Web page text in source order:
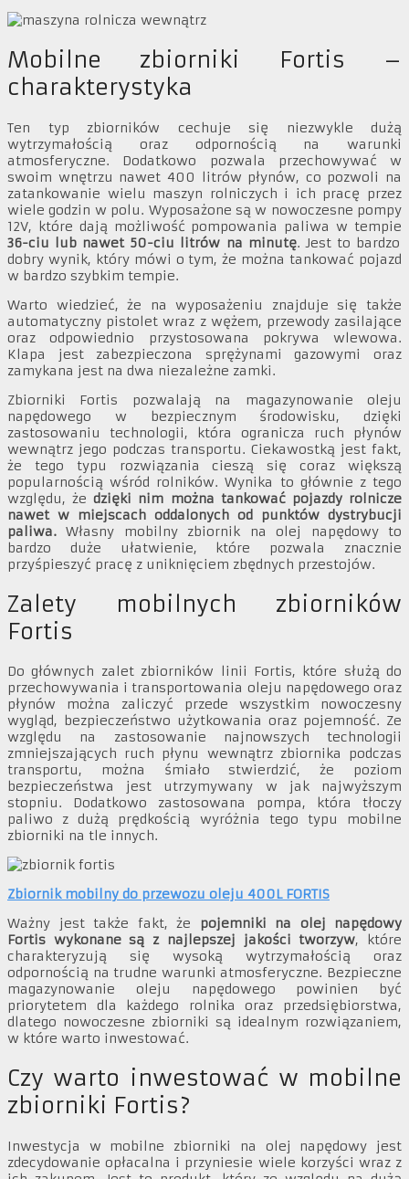
Mobilne zbiorniki Fortis –
charakterystyka
Ten typ zbiorników cechuje się niezwykle dużą
wytrzymałością oraz odpornością na warunki
atmosferyczne. Dodatkowo pozwala przechowywać w
swoim wnętrzu nawet 400 litrów płynów, co pozwoli na
zatankowanie wielu maszyn rolniczych i ich pracę przez
wiele godzin w polu. Wyposażone są w nowoczesne pompy
12V, które dają możliwość pompowania paliwa w tempie
36-ciu lub nawet 50-ciu litrów na minutę. Jest to bardzo
dobry wynik, który mówi o tym, że można tankować pojazd
w bardzo szybkim tempie.
Warto wiedzieć, że na wyposażeniu znajduje się także
automatyczny pistolet wraz z wężem, przewody zasilające
oraz odpowiednio przystosowana pokrywa wlewowa.
Klapa jest zabezpieczona sprężynami gazowymi oraz
zamykana jest na dwa niezależne zamki.
Zbiorniki Fortis pozwalają na magazynowanie oleju
napędowego w bezpiecznym środowisku, dzięki
zastosowaniu technologii, która ogranicza ruch płynów
wewnątrz jego podczas transportu. Ciekawostką jest fakt,
że tego typu rozwiązania cieszą się coraz większą
popularnością wśród rolników. Wynika to głównie z tego
względu, żedzięki nim można tankować pojazdy rolnicze
nawet w miejscach oddalonych od punktów dystrybucji
paliwa. Własny mobilny zbiornik na olej napędowy to
bardzo duże ułatwienie, które pozwala znacznie
przyśpieszyć pracę z uniknięciem zbędnych przestojów.
Zalety mobilnych zbiorników
Fortis
Do głównych zalet zbiorników linii Fortis, które służą do
przechowywania i transportowania oleju napędowego oraz
płynów można zaliczyć przede wszystkim nowoczesny
wygląd, bezpieczeństwo użytkowania oraz pojemność. Ze
względu na zastosowanie najnowszych technologii
zmniejszających ruch płynu wewnątrz zbiornika podczas
transportu, można śmiało stwierdzić, że poziom
bezpieczeństwa jest utrzymywany w jak najwyższym
stopniu. Dodatkowo zastosowana pompa, która tłoczy
paliwo z dużą prędkością wyróżnia tego typu mobilne
zbiorniki na tle innych.
Zbiornik mobilny do przewozu oleju 400L FORTIS
Ważny jest także fakt, że pojemniki na olej napędowy
Fortis wykonane są z najlepszej jakości tworzyw, które
charakteryzują się wysoką wytrzymałością oraz
odpornością na trudne warunki atmosferyczne. Bezpieczne
magazynowanie oleju napędowego powinien być
priorytetem dla każdego rolnika oraz przedsiębiorstwa,
dlatego nowoczesne zbiorniki są idealnym rozwiązaniem,
w które warto inwestować.
Czy warto inwestować w mobilne
zbiorniki Fortis?
Inwestycja w mobilne zbiorniki na olej napędowy jest
zdecydowanie opłacalna i przyniesie wiele korzyści wraz z